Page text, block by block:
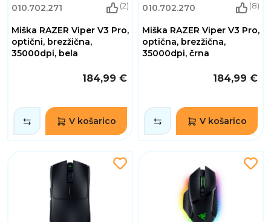
010.702.271 (2)
Miška RAZER Viper V3 Pro,
optični, brezžična,
35000dpi, bela
184,99 €
V košarico
010.702.270 (8)
Miška RAZER Viper V3 Pro,
optična, brezžična,
35000dpi, črna
184,99 €
V košarico